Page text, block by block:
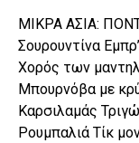
ΜΙΚΡΑ ΑΣΙΑ:
Σουρουντίνα
Χορός των
Μπουρνόβα με
Καρσιλαμάς
Ρουμπαλιά Τίκ